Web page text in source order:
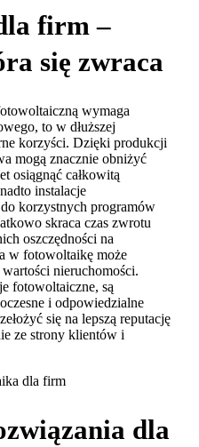
firm –
się zwraca
wymaga
to w dłuższej
korzyści. Dzięki produkcji
mogą znacznie obniżyć
osiągnąć całkowitą
instalacje
korzystnych programów
skraca czas zwrotu
oszczędności na
w fotowoltaikę może
nieruchomości.
fotowoltaiczne, są
i odpowiedzialne
się na lepszą reputację
ze strony klientów i
dla